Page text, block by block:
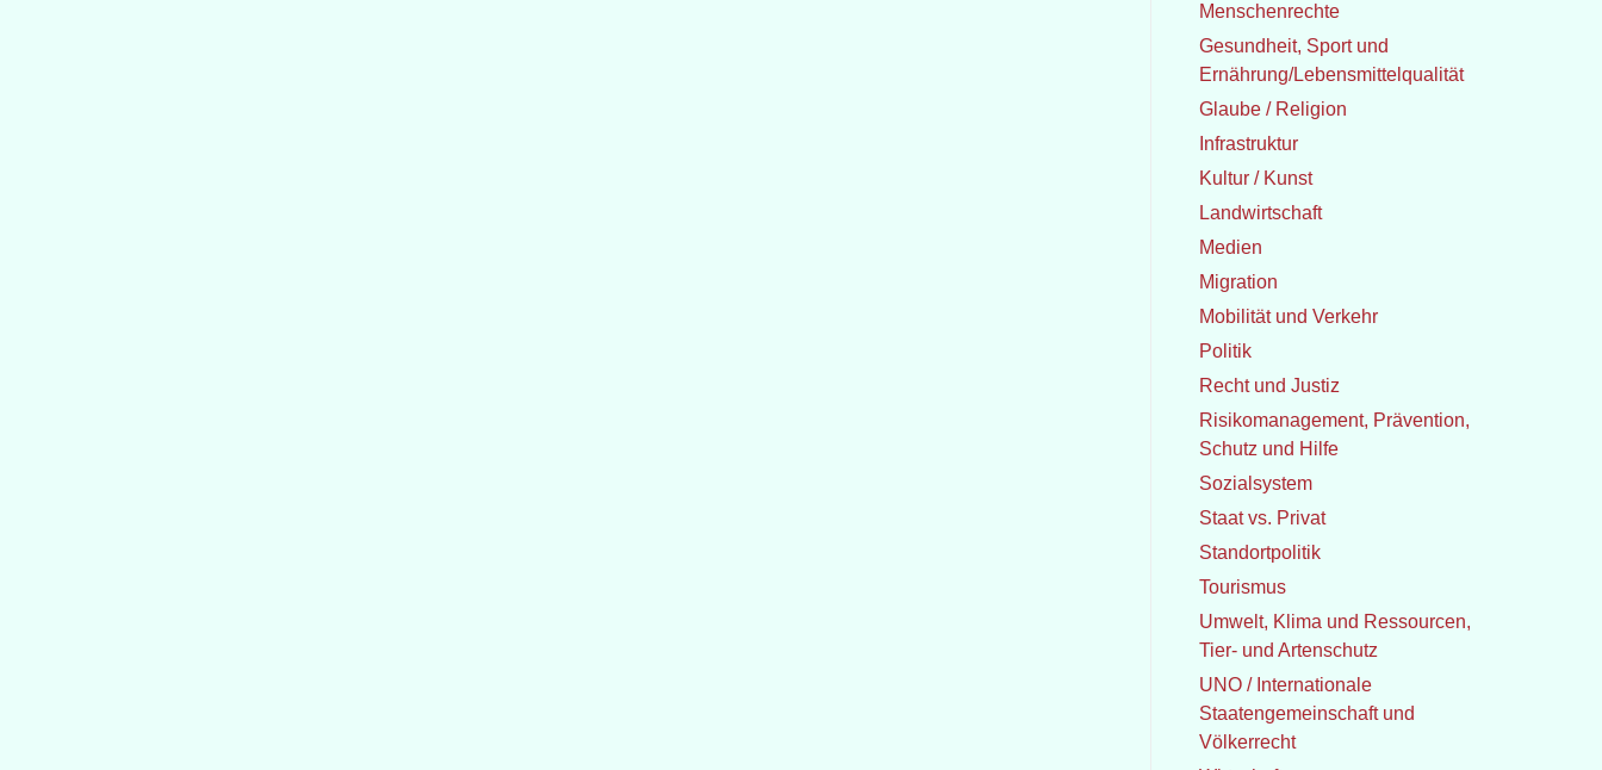
Menschenrechte
Gesundheit, Sport und
Ernährung/Lebensmittelqualität
Glaube / Religion
Infrastruktur
Kultur / Kunst
Landwirtschaft
Medien
Migration
Mobilität und Verkehr
Politik
Recht und Justiz
Risikomanagement, Prävention,
Schutz und Hilfe
Sozialsystem
Staat vs. Privat
Standortpolitik
Tourismus
Umwelt, Klima und Ressourcen,
Tier- und Artenschutz
UNO / Internationale
Staatengemeinschaft und
Völkerrecht